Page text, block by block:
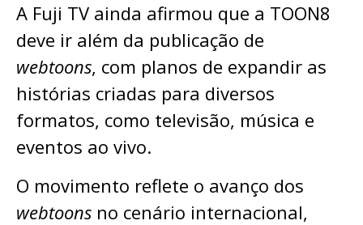
A Fuji TV ainda afirmou que a TOON8
deve ir além da publicação de
webtoons, com planos de expandir as
histórias criadas para diversos
formatos, como televisão, música e
eventos ao vivo.
O movimento reflete o avanço dos
webtoons no cenário internacional,